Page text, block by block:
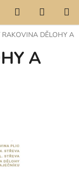
Hledat
KOŠÍK
RAKOVINA DĚLOHY A
A